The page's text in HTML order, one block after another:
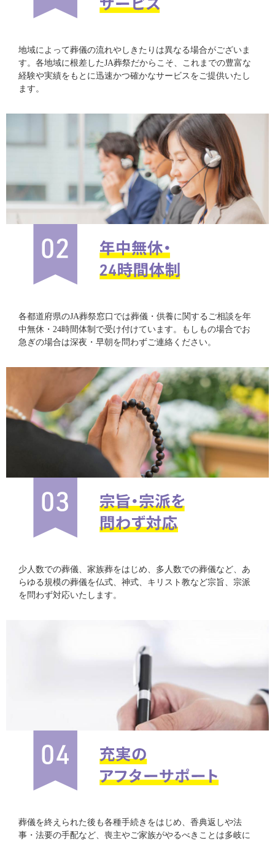
地域によって葬儀の流れやしきたりは異なる場合がございま
す。各地域に根差したJA葬祭だからこそ、これまでの豊富な
経験や実績をもとに迅速かつ確かなサービスをご提供いたし
ます。
各都道府県のJA葬祭窓口では葬儀・供養に関するご相談を年
中無休・24時間体制で受け付けています。もしもの場合でお
急ぎの場合は深夜・早朝を問わずご連絡ください。
少人数での葬儀、家族葬をはじめ、多人数での葬儀など、あ
らゆる規模の葬儀を仏式、神式、キリスト教など宗旨、宗派
を問わず対応いたします。
葬儀を終えられた後も各種手続きをはじめ、香典返しや法
事・法要の手配など、喪主やご家族がやるべきことは多岐に